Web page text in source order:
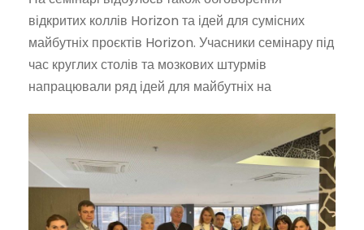
відкритих коллів Horizon та ідей для сумісних
майбутніх проєктів Horizon. Учасники семінару під
час круглих столів та мозкових штурмів
напрацювали ряд ідей для майбутніх на